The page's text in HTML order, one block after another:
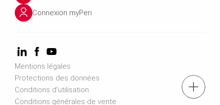
Tél. : '+41 52 320 03 03
Connexion myPeri
Mentions légales
Protections des données
Conditions d'utilisation
Conditions générales de vente